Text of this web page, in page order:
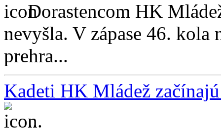
Dorastencom HK
nevyšla. V zápase 46.
prehra...
Kadeti HK Mládež
...